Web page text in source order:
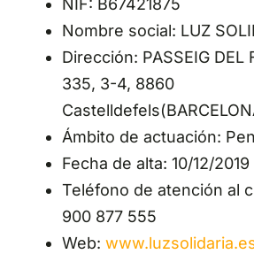
NIF: B67421875
Nombre social: LUZ
Dirección: PASSEIG DEL
335, 3-4, 8860
Ámbito de actuación:
Fecha de alta: 10/12/2019
Teléfono de atención al
900 877 555
Web: